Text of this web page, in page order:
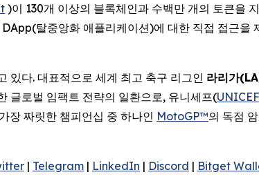
)이 130개 이상의 블록체인과 수백만 개의 토큰을
탈중앙화 애플리케이션)에 대한 직접 접근
있다. 대표적으로 세계 최고 축구 리그인 라리가
글로벌 임팩트 전략의 일환으로, 유니세프(UNICEF
장 짜릿한 챔피언십 중 하나인 MotoGP™의 독점
| Telegram | LinkedIn | Discord | Bitget